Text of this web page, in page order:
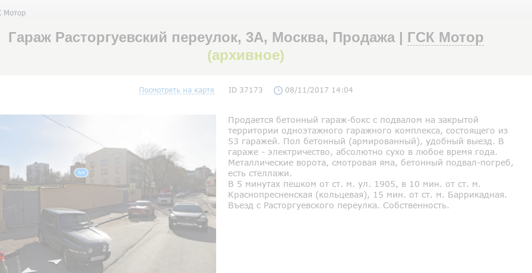
Мотор
Гараж Расторгуевский переулок, 3А, Москва, Продажа | ГСК Мотор
(архивное)
Посмотреть на карте ID 37173 08/11/2017 14:04
Продается бетонный гараж-бокс с подвалом на закрытой
территории одноэтажного гаражного комплекса, состоящего из
53 гаражей. Пол бетонный (армированный), удобный выезд. В
гараже - электричество, абсолютно сухо в любое время года.
Металлические ворота, смотровая яма, бетонный подвал-погреб,
есть стеллажи.
В 5 минутах пешком от ст. м. ул. 1905, в 10 мин. от ст. м.
Краснопресненская (кольцевая), 15 мин. от ст. м. Баррикадная.
Въезд с Расторгуевского переулка. Собственность.